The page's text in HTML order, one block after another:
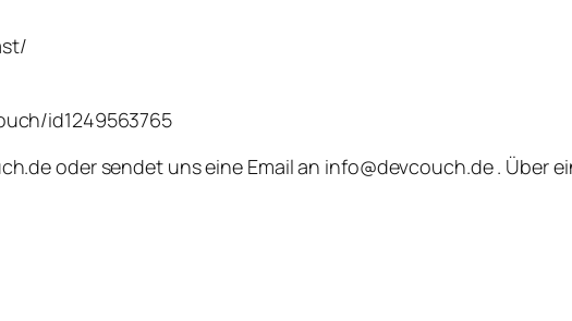
id1249563765
oder sendet uns eine Email an info@devcouch.de . Über